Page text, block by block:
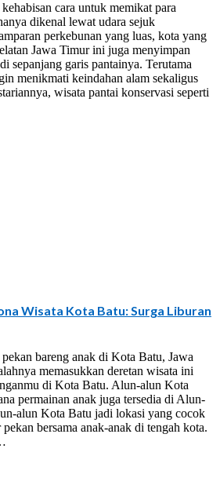
cara untuk memikat para
dikenal lewat udara sejuk
perkebunan yang luas, kota yang
Jawa Timur ini juga menyimpan
sepanjang garis pantainya. Terutama
menikmati keindahan alam sekaligus
wisata pantai konservasi seperti
Wisata Kota Batu: Surga Liburan
bareng anak di Kota Batu, Jawa
memasukkan deretan wisata ini
di Kota Batu. Alun-alun Kota
permainan anak juga tersedia di Alun-
alun Kota Batu jadi lokasi yang cocok
bersama anak-anak di tengah kota.